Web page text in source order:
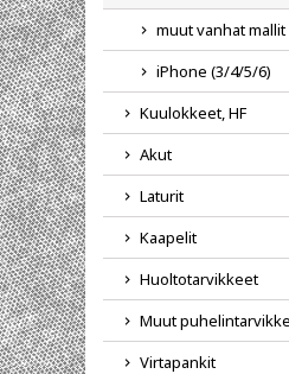
muut vanhat mallit
iPhone (3/4/5/6)
Kuulokkeet, HF
Akut
Laturit
Kaapelit
Huoltotarvikkeet
Muut
Virtapankit